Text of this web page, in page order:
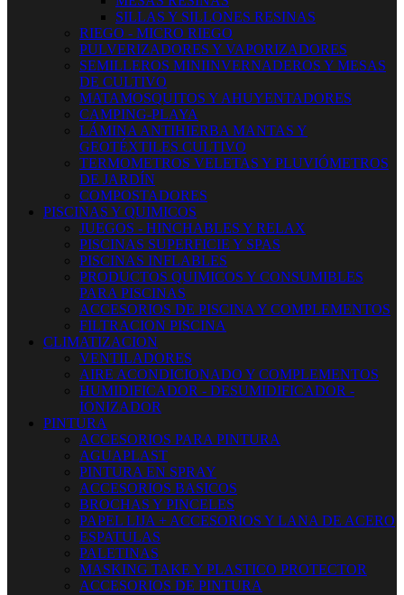
SILLAS Y SILLONES RESINAS
RIEGO - MICRO RIEGO
PULVERIZADORES Y VAPORIZADORES
SEMILLEROS MINIINVERNADEROS Y MESAS
DE CULTIVO
MATAMOSQUITOS Y AHUYENTADORES
CAMPING-PLAYA
LÁMINA ANTIHIERBA MANTAS Y
GEOTÉXTILES CULTIVO
TERMOMETROS VELETAS Y PLUVIÓMETROS
DE JARDÍN
COMPOSTADORES
PISCINAS Y QUIMICOS
JUEGOS - HINCHABLES Y RELAX
PISCINAS SUPERFICIE Y SPAS
PISCINAS INFLABLES
PRODUCTOS QUIMICOS Y CONSUMIBLES
PARA PISCINAS
ACCESORIOS DE PISCINA Y COMPLEMENTOS
FILTRACION PISCINA
CLIMATIZACION
VENTILADORES
AIRE ACONDICIONADO Y COMPLEMENTOS
HUMIDIFICADOR - DESUMIDIFICADOR -
IONIZADOR
PINTURA
ACCESORIOS PARA PINTURA
AGUAPLAST
PINTURA EN SPRAY
ACCESORIOS BASICOS
BROCHAS Y PINCELES
PAPEL LIJA + ACCESORIOS Y LANA DE ACERO
ESPATULAS
PALETINAS
MASKING TAKE Y PLASTICO PROTECTOR
ACCESORIOS DE PINTURA